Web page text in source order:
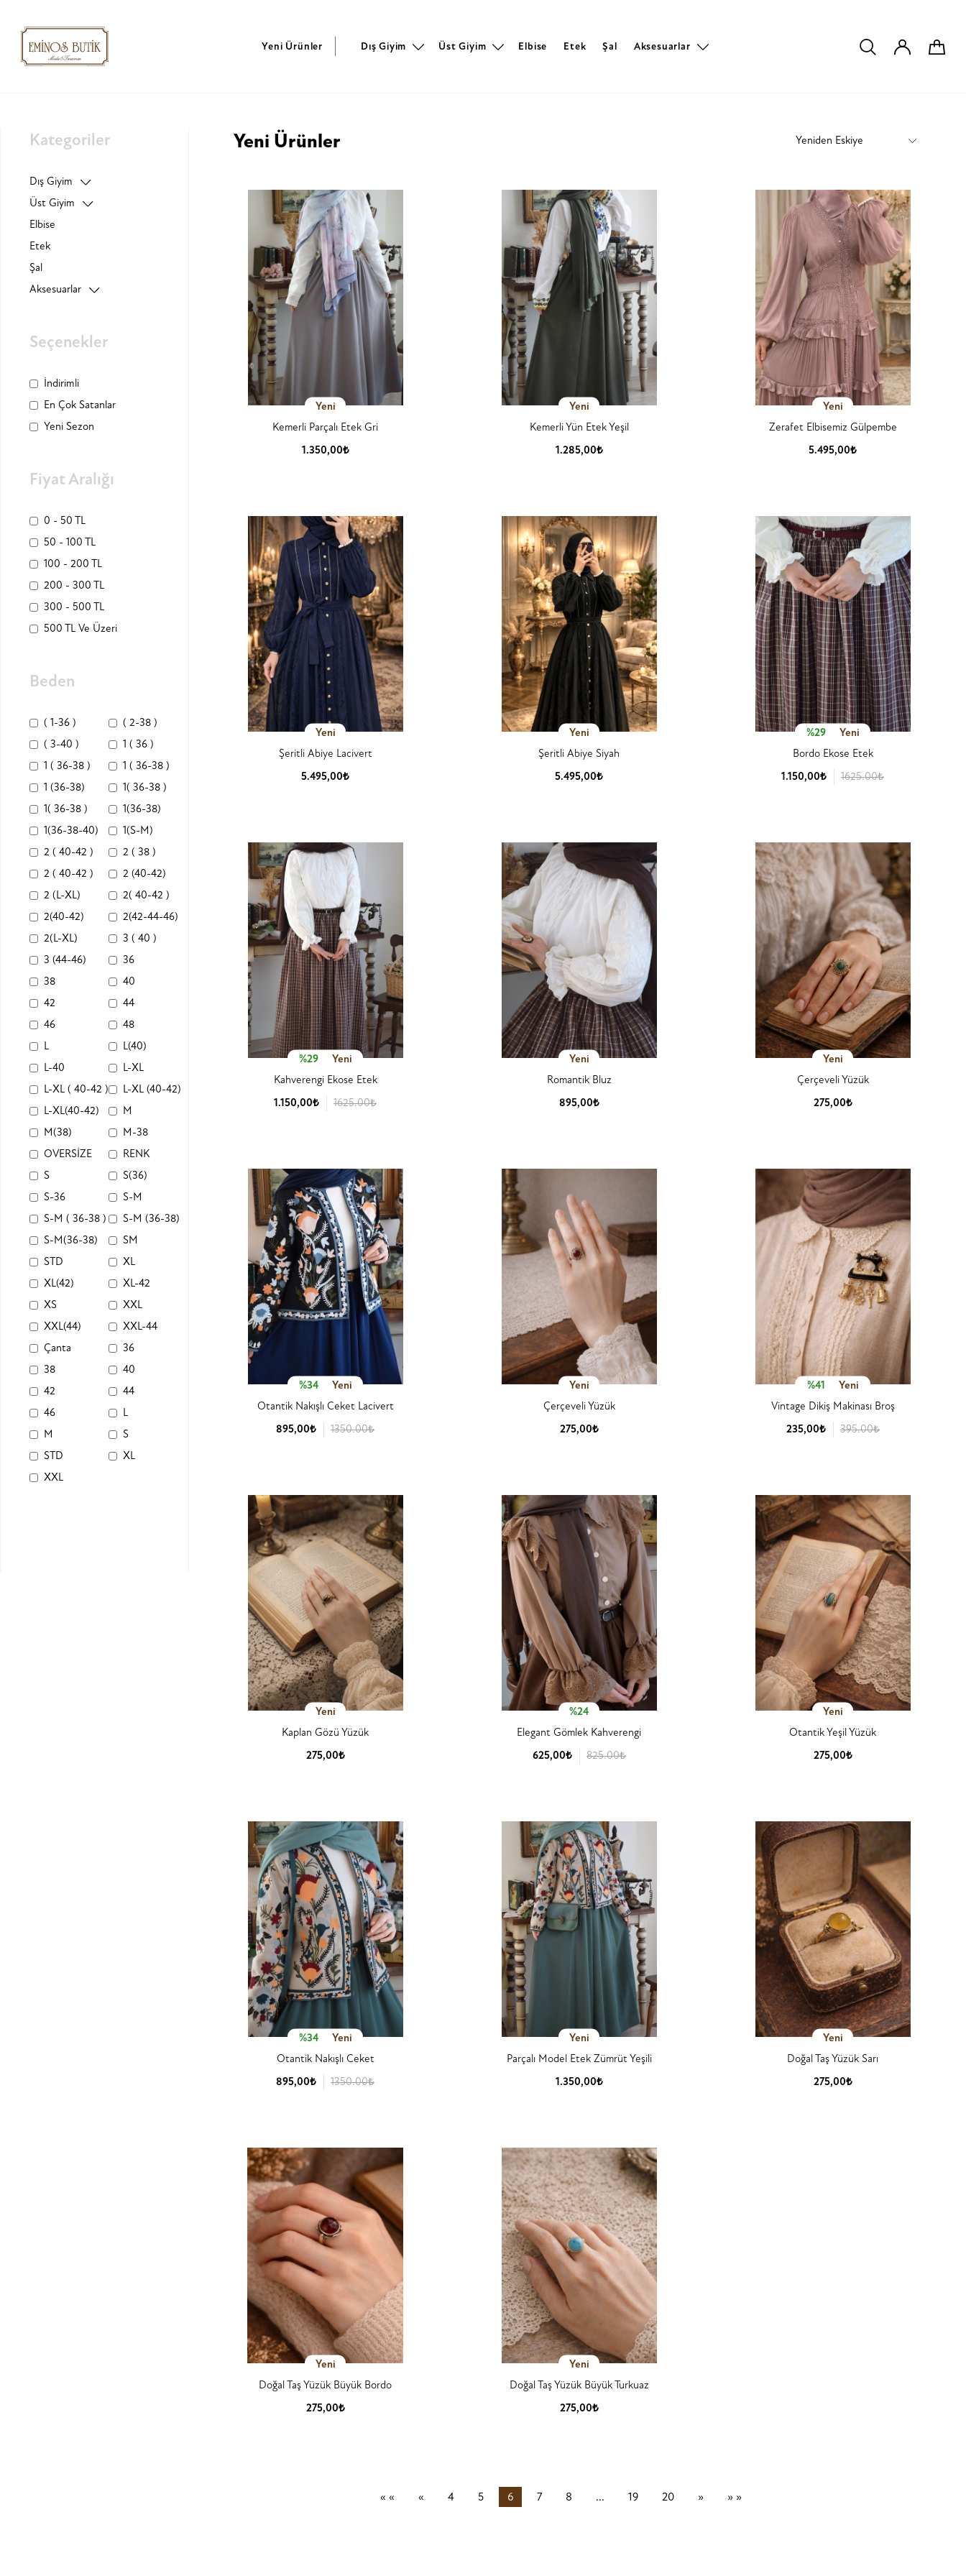
Yeni Ürünler Dış Giyim Üst Giyim Elbise Etek Şal Aksesuarlar
Kategoriler
Dış Giyim
Üst Giyim
Elbise
Etek
Şal
Aksesuarlar
Seçenekler
İndirimli
En Çok Satanlar
Yeni Sezon
Fiyat Aralığı
0 - 50 TL
50 - 100 TL
100 - 200 TL
200 - 300 TL
300 - 500 TL
500 TL Ve Üzeri
Beden
( 1-36 )
( 2-38 )
( 3-40 )
1 ( 36 )
1 ( 36-38 )
1 ( 36-38 )
1 (36-38)
1( 36-38 )
1( 36-38 )
1(36-38)
1(36-38-40)
1(S-M)
2 ( 40-42 )
2 ( 38 )
2 ( 40-42 )
2 (40-42)
2 (L-XL)
2( 40-42 )
2(40-42)
2(42-44-46)
2(L-XL)
3 ( 40 )
3 (44-46)
36
38
40
42
44
46
48
L
L(40)
L-40
L-XL
L-XL ( 40-42 )
L-XL (40-42)
L-XL(40-42)
M
M(38)
M-38
OVERSİZE
RENK
S
S(36)
S-36
S-M
S-M ( 36-38 )
S-M (36-38)
S-M(36-38)
SM
STD
XL
XL(42)
XL-42
XS
XXL
XXL(44)
XXL-44
Çanta
36
38
40
42
44
46
L
M
S
STD
XL
XXL
Yeni Ürünler Yeniden Eskiye
Yeni
Kemerli Parçalı Etek Gri
1.350,00₺
Yeni
Kemerli Yün Etek Yeşil
1.285,00₺
Yeni
Zerafet Elbisemiz Gülpembe
5.495,00₺
Yeni
Şeritli Abiye Lacivert
5.495,00₺
Yeni
Şeritli Abiye Siyah
5.495,00₺
%29
Yeni
Bordo Ekose Etek
1.150,00₺
1625.00₺
%29
Yeni
Kahverengi Ekose Etek
1.150,00₺
1625.00₺
Yeni
Romantik Bluz
895,00₺
Yeni
Çerçeveli Yüzük
275,00₺
%34
Yeni
Otantik Nakışlı Ceket Lacivert
895,00₺
1350.00₺
Yeni
Çerçeveli Yüzük
275,00₺
%41
Yeni
Vintage Dikiş Makinası Broş
235,00₺
395.00₺
Yeni
Kaplan Gözü Yüzük
275,00₺
%24
Elegant Gömlek Kahverengi
625,00₺
825.00₺
Yeni
Otantik Yeşil Yüzük
275,00₺
%34
Yeni
Otantik Nakışlı Ceket
895,00₺
1350.00₺
Yeni
Parçalı Model Etek Zümrüt Yeşili
1.350,00₺
Yeni
Doğal Taş Yüzük Sarı
275,00₺
Yeni
Doğal Taş Yüzük Büyük Bordo
275,00₺
Yeni
Doğal Taş Yüzük Büyük Turkuaz
275,00₺
« «İlk Sayfa
«Önceki
4 5 6(current)
7 8 ... 19 20 »Sonraki
» »Son Sayfa